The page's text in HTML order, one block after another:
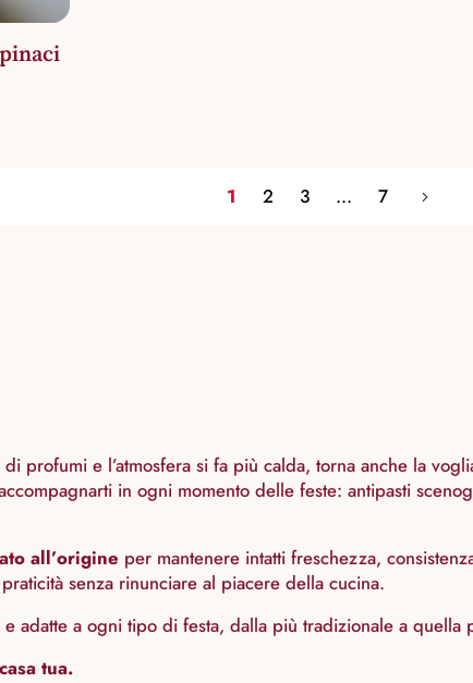
1 2 3 ... 7
profumi e l’atmosfera si fa più calda, torna anche la
in ogni momento delle feste: antipasti
all’origine per mantenere intatti freschezza,
senza rinunciare al piacere della cucina.
adatte a ogni tipo di festa, dalla più tradizionale a quella
tua.